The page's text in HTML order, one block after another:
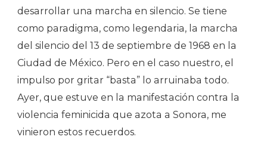
desarrollar una marcha en silencio. Se tiene
como paradigma, como legendaria, la marcha
del silencio del 13 de septiembre de 1968 en la
Ciudad de México. Pero en el caso nuestro, el
impulso por gritar “basta” lo arruinaba todo.
Ayer, que estuve en la manifestación contra la
violencia feminicida que azota a Sonora, me
vinieron estos recuerdos.